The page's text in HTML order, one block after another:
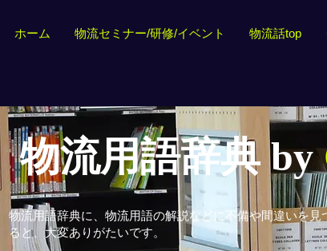
ホーム 物流セミナー/研修/イベント 物流話top
物流用語辞典 by
物流用語辞典に、物流用語の解説などに不備や間違いを
ると、大変ありがたいです。